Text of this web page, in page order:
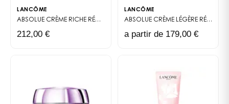
GOOD FOR YOU*
ingredientes de origem natural
*Bom para si
LANCÔME
ABSOLUE CRÈME RICHE RÉGÉNÉRANTE
212,00 €
LANCÔME
ABSOLUE CRÈME LÉGÈRE RÉGÉNÉRATRICE
a partir de 179,00 €